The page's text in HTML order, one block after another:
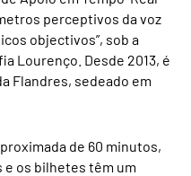
perceptivos da voz
objectivos”, sob a
Lourenço. Desde 2013, é
Flandres, sedeado em
de 60 minutos,
e os bilhetes têm um